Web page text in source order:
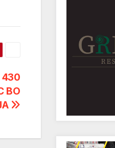
ВО